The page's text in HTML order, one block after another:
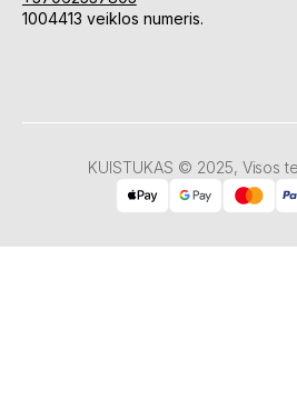
1004413 veiklos numeris.
KUISTUKAS © 2025, Visos